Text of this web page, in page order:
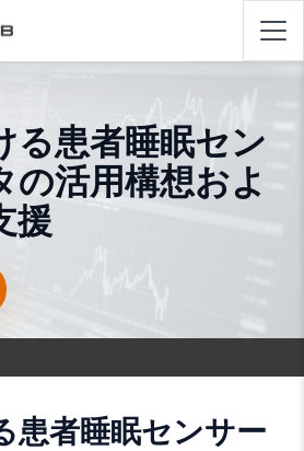
る患者睡眠セン
の活用構想およ
援
患者睡眠センサー